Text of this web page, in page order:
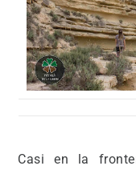
Casi en la